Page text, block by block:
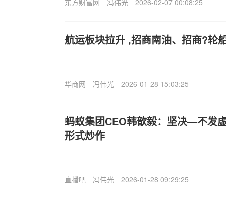
东方财富网 冯伟光 2026-02-07 00:08:25
航运板块拉升 ,招商南油、招商?轮
华商网 冯伟光 2026-01-28 15:03:25
蚂蚁集团CEO韩歆毅：坚决—不发
形式炒作
直播吧 冯伟光 2026-01-28 09:29:25